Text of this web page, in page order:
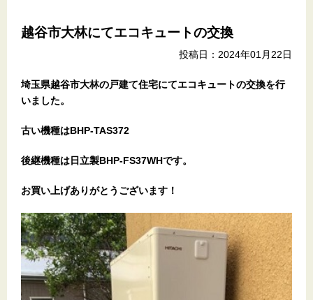
越谷市大林にてエコキュートの交換
投稿日：2024年01月22日
埼玉県越谷市大林の戸建て住宅にてエコキュートの交換を行
いました。
古い機種はBHP-TAS372
後継機種は日立製BHP-FS37WHです。
お買い上げありがとうございます！